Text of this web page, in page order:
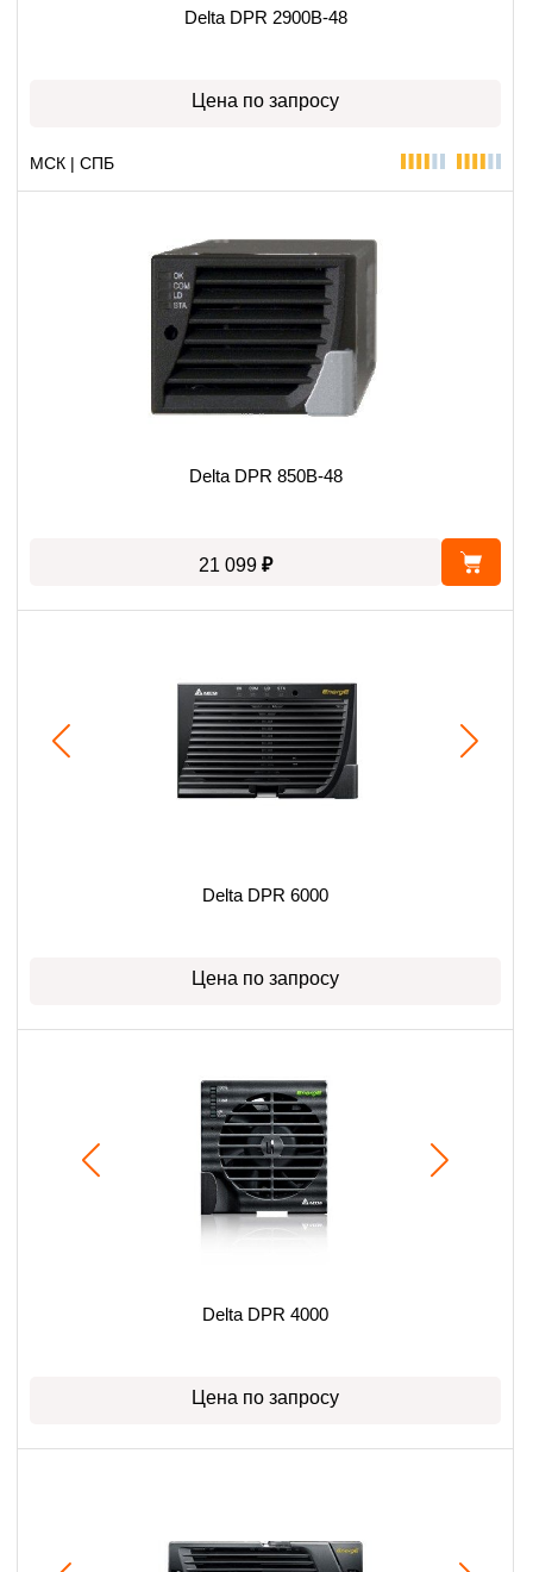
Delta DPR 2900B-48
Цена по запросу
МСК | СПБ
Delta DPR 850B-48
21 099 ₽
Delta DPR 6000
Цена по запросу
Delta DPR 4000
Цена по запросу